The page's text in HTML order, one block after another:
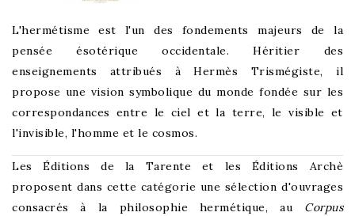
L'hermétisme est l'un des fondements majeurs de la
pensée ésotérique occidentale. Héritier des
enseignements attribués à Hermès Trismégiste, il
propose une vision symbolique du monde fondée sur les
correspondances entre le ciel et la terre, le visible et
l'invisible, l'homme et le cosmos.
Les Éditions de la Tarente et les Éditions Archè
proposent dans cette catégorie une sélection d'ouvrages
consacrés à la philosophie hermétique, au Corpus